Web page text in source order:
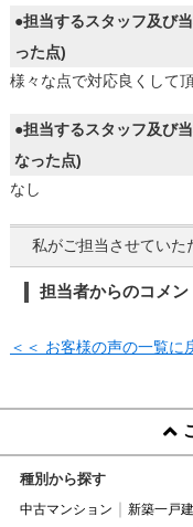
●担当するスタッフ及び
った点)
様々な点で対応良くして
●担当するスタッフ及び
なった点)
なし
私がご担当させていた
担当者からのコメン
＜＜ お客様の声の一覧に
種別から探す
中古マンション 新築一戸